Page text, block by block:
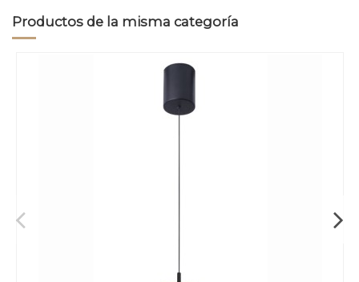
Productos de la misma categoría